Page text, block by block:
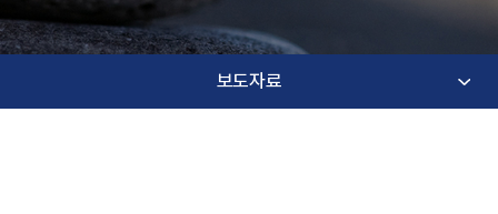
보도자료